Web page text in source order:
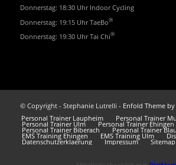
Donnerstag: 18:30 Uhr Indoor Cycling
Donnerstag: 19:15 Uhr TaeBo®
Donnerstag: 19:30 Uhr Tai Chi®
© Copyright - Stephanie Lutrelli - Enfold Theme by
Personal Trainer Laupheim
Personal Trainer
Personal Trainer Ulm Personal Trainer Ehingen
Personal Trainer Biberach Personal Trainer
EMS Training Ehingen EMS Training Ulm
Datenschutzerklaerung Impressum Sitemap